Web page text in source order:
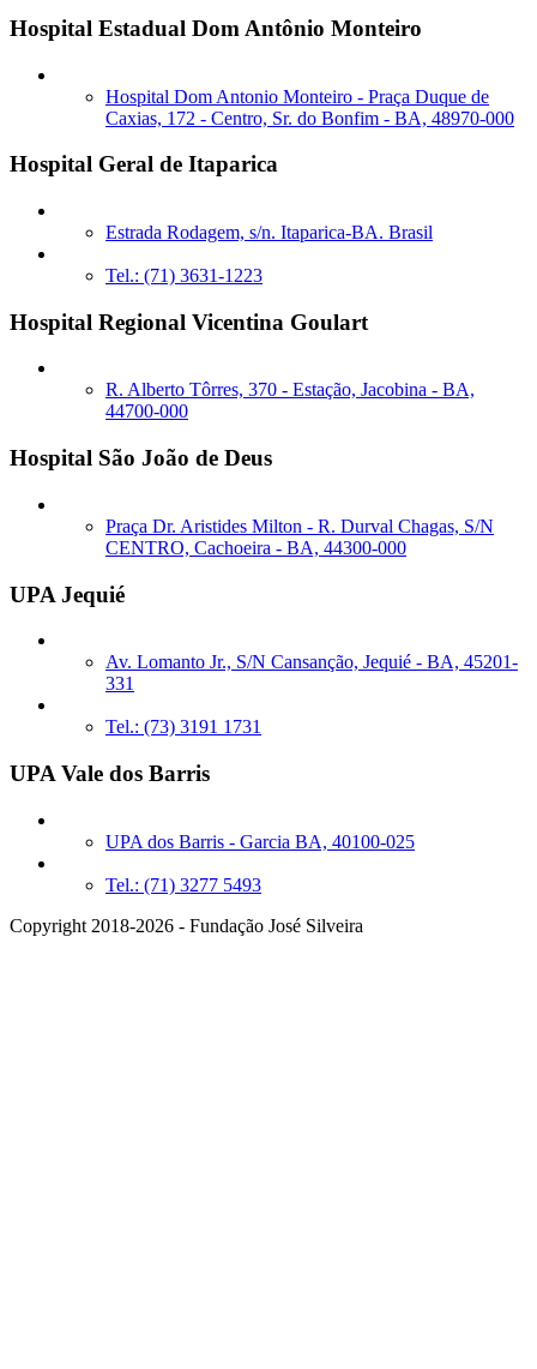
Hospital Estadual Dom Antônio Monteiro
Hospital Dom Antonio Monteiro - Praça Duque de
Caxias, 172 - Centro, Sr. do Bonfim - BA, 48970-000
Hospital Geral de Itaparica
Estrada Rodagem, s/n. Itaparica-BA. Brasil
Tel.: (71) 3631-1223
Hospital Regional Vicentina Goulart
R. Alberto Tôrres, 370 - Estação, Jacobina - BA,
44700-000
Hospital São João de Deus
Praça Dr. Aristides Milton - R. Durval Chagas, S/N
CENTRO, Cachoeira - BA, 44300-000
UPA Jequié
Av. Lomanto Jr., S/N Cansanção, Jequié - BA, 45201-
331
Tel.: (73) 3191 1731
UPA Vale dos Barris
UPA dos Barris - Garcia BA, 40100-025
Tel.: (71) 3277 5493
Copyright 2018-2026 - Fundação José Silveira